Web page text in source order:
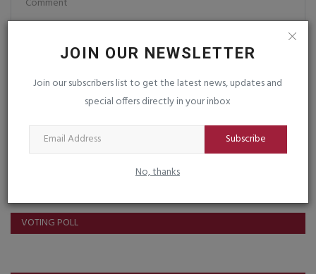
JOIN OUR NEWSLETTER
Join our subscribers list to get the latest news, updates and
special offers directly in your inbox
Subscribe
No, thanks
Post Comment
VOTING POLL